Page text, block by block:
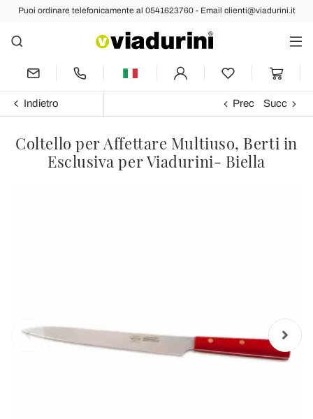
Puoi ordinare telefonicamente al 0541623760 - Email clienti@viadurini.it
Indietro Prec Succ
Coltello per Affettare Multiuso, Berti in
Esclusiva per Viadurini- Biella